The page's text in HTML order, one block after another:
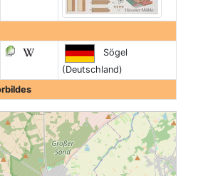
Sögel
(Deutschland)